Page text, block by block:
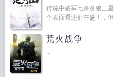
传说中破军七杀贪狼三
个表面看还处在盛世，
荒火战争